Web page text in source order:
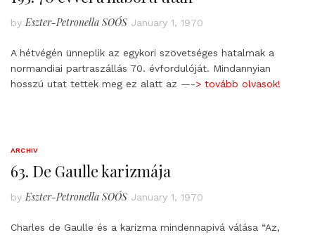
by Eszter-Petronella SOÓS January 1, 1970
A hétvégén ünneplik az egykori szövetséges hatalmak a
normandiai partraszállás 70. évfordulóját. Mindannyian
hosszú utat tettek meg ez alatt az —-> tovább olvasok!
ARCHIV
63. De Gaulle karizmája
by Eszter-Petronella SOÓS January 1, 1970
Charles de Gaulle és a karizma mindennapivá válása “Az,